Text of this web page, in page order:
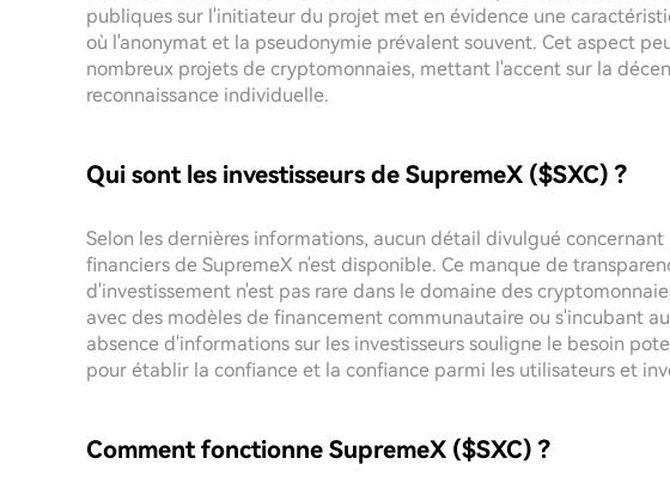
publiques sur l'initiateur du projet met en évidence une
où l'anonymat et la pseudonymie prévalent souvent. Cet aspect
nombreux projets de cryptomonnaies, mettant l'accent sur la
reconnaissance individuelle.
Qui sont les investisseurs de SupremeX ($SXC) ?
Selon les dernières informations, aucun détail divulgué concernant
financiers de SupremeX n'est disponible. Ce manque de
d'investissement n'est pas rare dans le domaine des
avec des modèles de financement communautaire ou s'incubant
absence d'informations sur les investisseurs souligne le besoin
pour établir la confiance et la confiance parmi les utilisateurs et
Comment fonctionne SupremeX ($SXC) ?